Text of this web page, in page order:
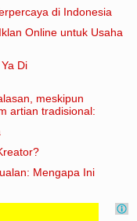
di Indonesia
Online untuk Usaha
Di
meskipun
artian tradisional:
Mengapa Ini